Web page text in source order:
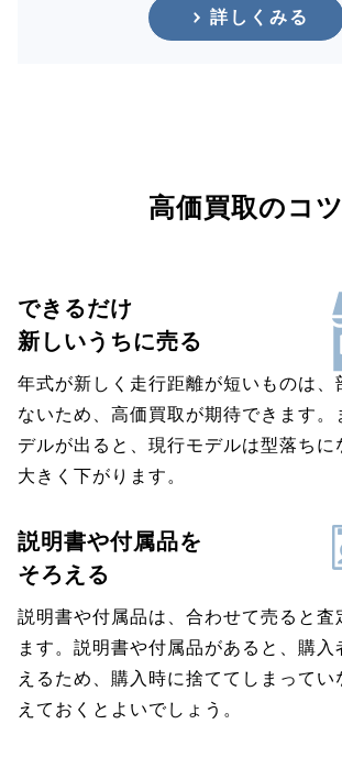
詳しくみる
高価買取のコツ
できるだけ
新しいうちに売る
年式が新しく走行距離が短いものは、
ないため、高価買取が期待できます。
デルが出ると、現行モデルは型落ちに
大きく下がります。
説明書や付属品を
そろえる
説明書や付属品は、合わせて売ると査
ます。説明書や付属品があると、購入
えるため、購入時に捨ててしまってい
えておくとよいでしょう。